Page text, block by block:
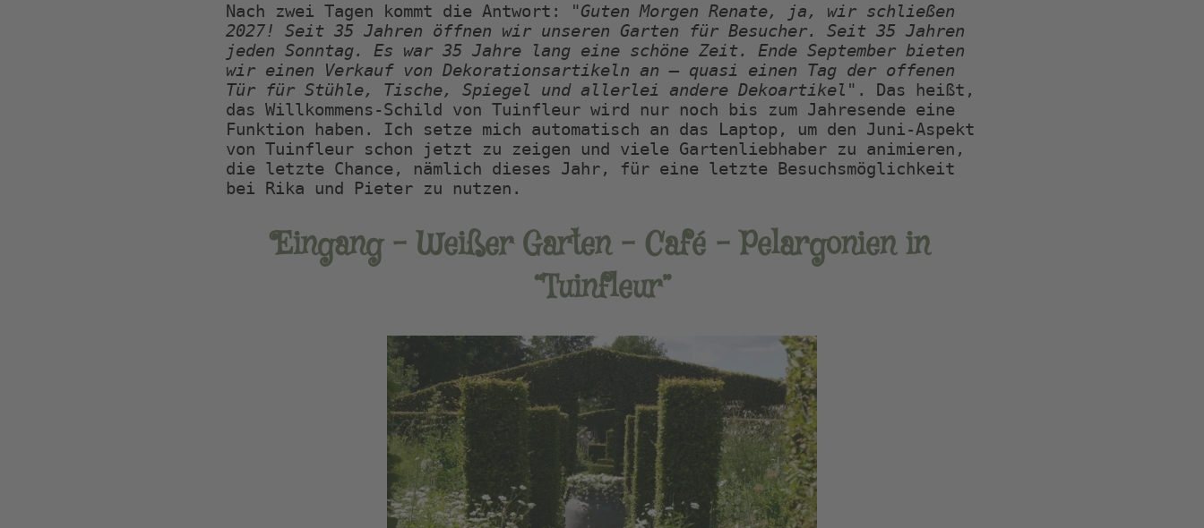
Nach zwei Tagen kommt die Antwort:
"Guten Morgen Renate, ja, wir schließen
2027! Seit 35 Jahren öffnen wir unseren Garten für Besucher. Seit 35 Jahren
jeden Sonntag. Es war 35 Jahre lang eine schöne Zeit. Ende September bieten
wir einen Verkauf von Dekorationsartikeln an – quasi einen Tag der offenen
Tür für Stühle, Tische, Spiegel und allerlei andere Dekoartikel" . Das heißt,
das Willkommens-Schild von Tuinfleur wird nur noch bis zum Jahresende eine
Funktion haben. Ich setze mich automatisch an das Laptop, um den Juni-Aspekt
von Tuinfleur schon jetzt zu zeigen und viele Gartenliebhaber zu animieren,
die letzte Chance, nämlich dieses Jahr, für eine letzte Besuchsmöglichkeit
bei Rika und Pieter zu nutzen.
Eingang – Weißer Garten – Café – Pelargonien in
“Tuinfleur”